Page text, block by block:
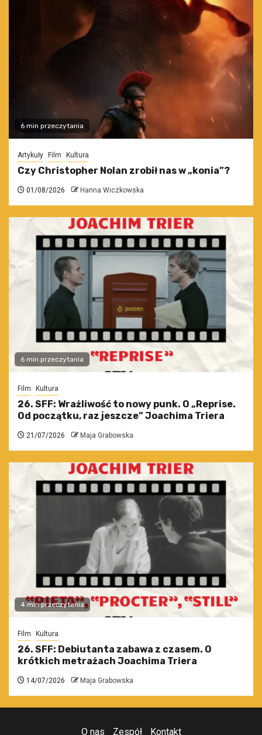
6 min przeczytania
Artykuły Film Kultura
Czy Christopher Nolan zrobił nas w „konia”?
01/08/2026 Hanna Wiczkowska
6 min przeczytania
Film Kultura
26. SFF: Wrażliwość to nowy punk. O „Reprise.
Od początku, raz jeszcze” Joachima Triera
21/07/2026 Maja Grabowska
4 min przeczytania
Film Kultura
26. SFF: Debiutanta zabawa z czasem. O
krótkich metrażach Joachima Triera
14/07/2026 Maja Grabowska
O nas Zespół Kontakt